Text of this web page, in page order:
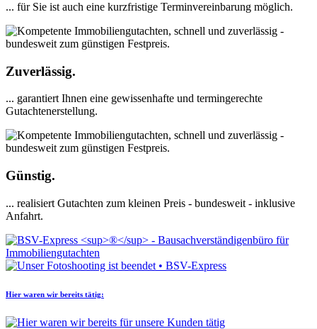
... für Sie ist auch eine kurzfristige Terminvereinbarung möglich.
Zuverlässig.
... garantiert Ihnen eine gewissenhafte und termingerechte
Gutachtenerstellung.
Günstig.
... realisiert Gutachten zum kleinen Preis - bundesweit - inklusive
Anfahrt.
Hier waren wir bereits tätig: